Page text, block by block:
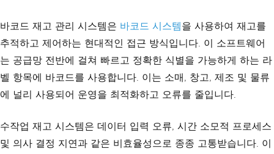
바코드 재고 관리 시스템은 바코드 시스템을 사용하여 재고를
추적하고 제어하는 현대적인 접근 방식입니다. 이 소프트웨어
는 공급망 전반에 걸쳐 빠르고 정확한 식별을 가능하게 하는 라
벨 항목에 바코드를 사용합니다. 이는 소매, 창고, 제조 및 물류
에 널리 사용되어 운영을 최적화하고 오류를 줄입니다.
수작업 재고 시스템은 데이터 입력 오류, 시간 소모적 프로세스
및 의사 결정 지연과 같은 비효율성으로 종종 고통받습니다. 이